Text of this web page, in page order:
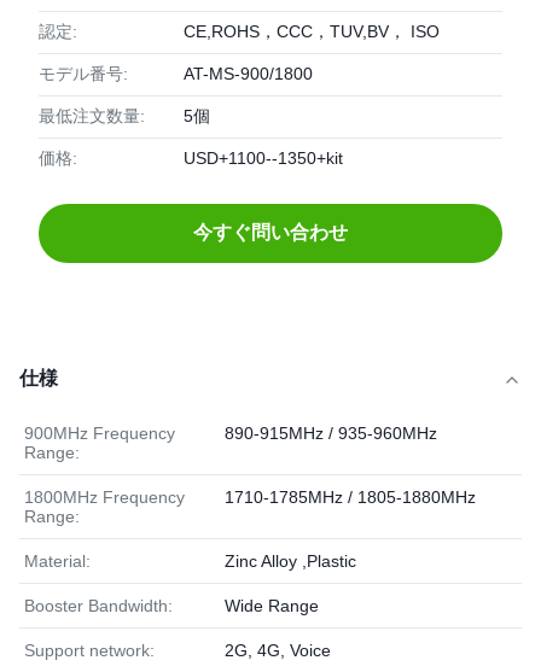
認定: CE,ROHS，CCC，TUV,BV， ISO
モデル番号: AT-MS-900/1800
最低注文数量: 5個
価格: USD+1100--1350+kit
今すぐ問い合わせ
仕様
900MHz Frequency
Range:
890-915MHz / 935-960MHz
1800MHz Frequency
Range:
1710-1785MHz / 1805-1880MHz
Material: Zinc Alloy ,Plastic
Booster Bandwidth: Wide Range
Support network: 2G, 4G, Voice